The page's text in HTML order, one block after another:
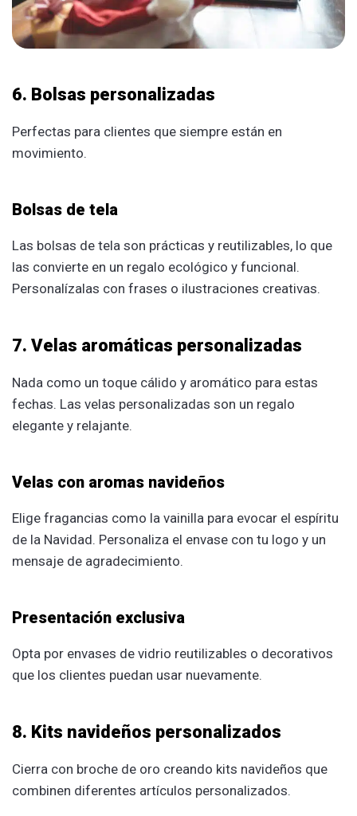
6. Bolsas personalizadas
Perfectas para clientes que siempre están en
movimiento.
Bolsas de tela
Las bolsas de tela son prácticas y reutilizables, lo que
las convierte en un regalo ecológico y funcional.
Personalízalas con frases o ilustraciones creativas.
7. Velas aromáticas personalizadas
Nada como un toque cálido y aromático para estas
fechas. Las velas personalizadas son un regalo
elegante y relajante.
Velas con aromas navideños
Elige fragancias como la vainilla para evocar el espíritu
de la Navidad. Personaliza el envase con tu logo y un
mensaje de agradecimiento.
Presentación exclusiva
Opta por envases de vidrio reutilizables o decorativos
que los clientes puedan usar nuevamente.
8. Kits navideños personalizados
Cierra con broche de oro creando kits navideños que
combinen diferentes artículos personalizados.